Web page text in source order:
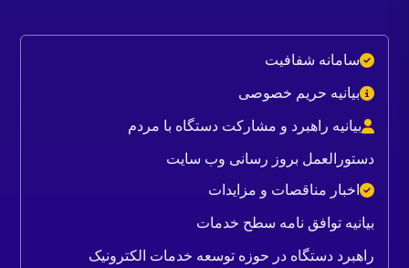
سامانه شفافیت
بیانیه حریم خصوصی
بیانیه راهبرد و مشارکت دستگاه با مردم
دستورالعمل بروز رسانی وب سایت
اخبار مناقصات و مزایدات
بیانیه توافق نامه سطح خدمات
راهبرد دستگاه در حوزه توسعه خدمات الکترونیک